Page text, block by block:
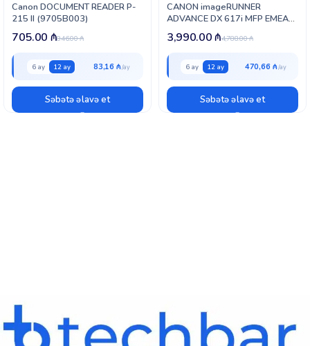
Canon DOCUMENT READER P-
215 II (9705B003)
846.00₼
705.00 ₼
6 ay 12 ay 83,16 ₼
Səbətə əlavə et
CANON imageRUNNER
ADVANCE DX 617i MFP EMEA
(3894C004)
4,788.00₼
3,990.00₼
6 ay 12 ay 470,66 ₼
Səbətə əlavə et